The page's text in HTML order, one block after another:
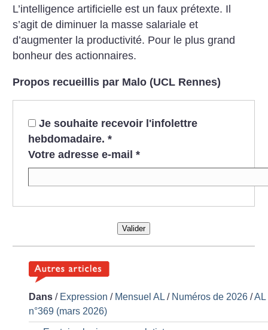
L’intelligence artificielle est un faux prétexte. Il
s’agit de diminuer la masse salariale et
d’augmenter la productivité. Pour le plus grand
bonheur des actionnaires.
Propos recueillis par Malo (UCL Rennes)
Je souhaite recevoir l'infolettre
hebdomadaire. *
Votre adresse e-mail *
Valider
Dans / Expression / Mensuel AL / Numéros de 2026 /AL
n°369 (mars 2026)